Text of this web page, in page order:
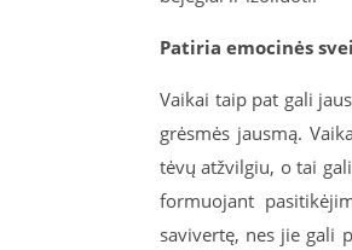
Patiria emocinės
Vaikai taip pat gali
grėsmės jausmą.
tėvų atžvilgiu, o tai
formuojant
savivertę, nes jie gali